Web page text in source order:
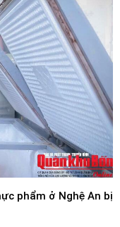
phẩm ở Nghệ An bị